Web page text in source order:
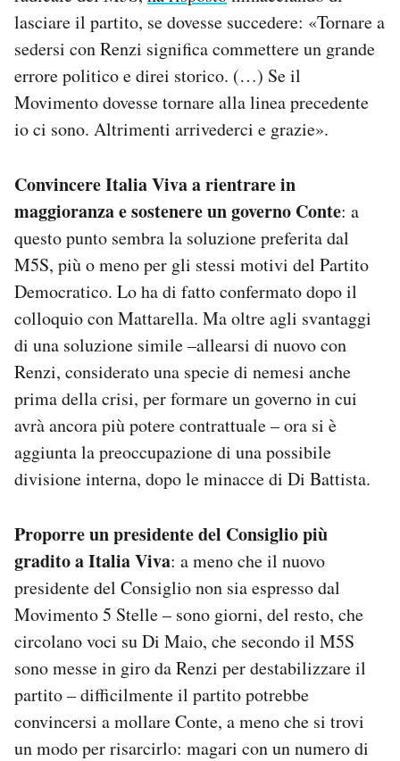
lasciare il partito, se dovesse succedere: «Tornare a
sedersi con Renzi significa commettere un grande
errore politico e direi storico. (…) Se il
Movimento dovesse tornare alla linea precedente
io ci sono. Altrimenti arrivederci e grazie».
Convincere Italia Viva a rientrare in
maggioranza e sostenere un governo Conte: a
questo punto sembra la soluzione preferita dal
M5S, più o meno per gli stessi motivi del Partito
Democratico. Lo ha di fatto confermato dopo il
colloquio con Mattarella. Ma oltre agli svantaggi
di una soluzione simile –allearsi di nuovo con
Renzi, considerato una specie di nemesi anche
prima della crisi, per formare un governo in cui
avrà ancora più potere contrattuale – ora si è
aggiunta la preoccupazione di una possibile
divisione interna, dopo le minacce di Di Battista.
Proporre un presidente del Consiglio più
gradito a Italia Viva: a meno che il nuovo
presidente del Consiglio non sia espresso dal
Movimento 5 Stelle – sono giorni, del resto, che
circolano voci su Di Maio, che secondo il M5S
sono messe in giro da Renzi per destabilizzare il
partito – difficilmente il partito potrebbe
convincersi a mollare Conte, a meno che si trovi
un modo per risarcirlo: magari con un numero di